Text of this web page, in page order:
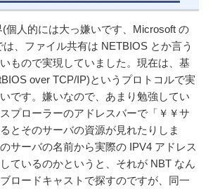
個人的には大っ嫌いです、Microsoft の
、ファイル共有は NETBIOS とか言う
もので実現していました。現在は、基
over TCP/IP)というプロトコルで実
です。嫌いなので、あまり勉強してい
プローラーのアドレスバーで「￥￥サ
とそのサーバの資源が見れたりしま
サーバの名前から実際の IPV4 アドレス
ているのかというと、それが NBT なん
ロードキャストで探すのですが、同一